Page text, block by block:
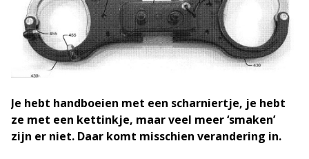
Je hebt handboeien met een scharniertje, je hebt
ze met een kettinkje, maar veel meer ‘smaken’
zijn er niet. Daar komt misschien verandering in.